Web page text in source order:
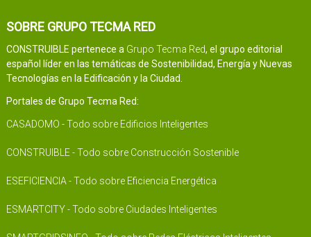
SOBRE GRUPO TECMA RED
CONSTRUIBLE pertenece a Grupo Tecma Red, el grupo editorial
español líder en las temáticas de Sostenibilidad, Energía y Nuevas
Tecnologías en la Edificación y la Ciudad.
Portales de Grupo Tecma Red:
CASADOMO - Todo sobre Edificios Inteligentes
CONSTRUIBLE - Todo sobre Construcción Sostenible
ESEFICIENCIA - Todo sobre Eficiencia Energética
ESMARTCITY - Todo sobre Ciudades Inteligentes